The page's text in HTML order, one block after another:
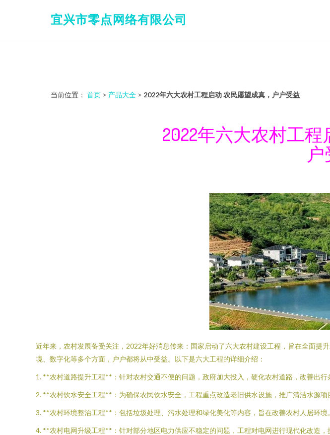
宜兴市零点网络有限公司
当前位置： 首页 > 产品大全 > 2022年六大农村工程启动 农民愿望成真，户户受益
2022年六大农村工
近年来，农村发展备受关注，2022年好消息传来：国家启动了六大农村建设工程，旨在全面
境、数字化等多个方面，户户都将从中受益。以下是六大工程的详细介绍：
1. **农村道路提升工程**：针对农村交通不便的问题，政府加大投入，硬化农村道路，改善出
2. **农村饮水安全工程**：为确保农民饮水安全，工程重点改造老旧供水设施，推广清洁水源
3. **农村环境整治工程**：包括垃圾处理、污水处理和绿化美化等内容，旨在改善农村人居环
4. **农村电网升级工程**：针对部分地区电力供应不稳定的问题，工程对电网进行现代化改造